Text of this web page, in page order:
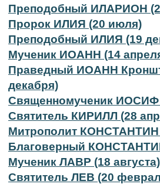
Преподобный ИЛАРИОН
Пророк ИЛИЯ (20 июля)
Преподобный ИЛИЯ (19
Мученик ИОАНН (14
Праведный ИОАНН
декабря)
Священномученик ИОСИФ
Святитель КИРИЛЛ (28
Митрополит КОНСТАНТИН
Благоверный
Мученик ЛАВР (18 августа)
Святитель ЛЕВ (20